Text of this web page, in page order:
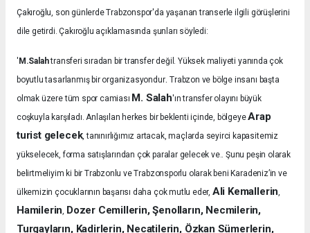
Çakıroğlu, son günlerde Trabzonspor'da yaşanan transerle ilgili görüşlerini
dile getirdi. Çakıroğlu açıklamasında şunları söyledi:
' M.Salahtransferi sıradan bir transfer değil. Yüksek maliyeti yanında çok
boyutlu tasarlanmış bir organizasyondur.Trabzon ve bölge insanı başta
olmak üzere tüm spor camiası M. Salah'ın transfer olayını büyük
coşkuyla karşıladı.Anlaşılan herkes bir beklenti içinde, bölgeyeArap
turist gelecek, tanınırlığımız artacak, maçlarda seyirci kapasitemiz
yükselecek, forma satışlarından çok paralar gelecek ve.. Şunu peşin olarak
belirtmeliyim ki bir Trabzonlu ve Trabzonsporlu olarak beni Karadeniz’in ve
ülkemizin çocuklarının başarısı daha çok mutlu eder, Ali Kemallerin,
Hamilerin, Dozer Cemillerin, Şenolların, Necmilerin,
Turgayların, Kadirlerin, Necatilerin, Özkan Sümerlerin,